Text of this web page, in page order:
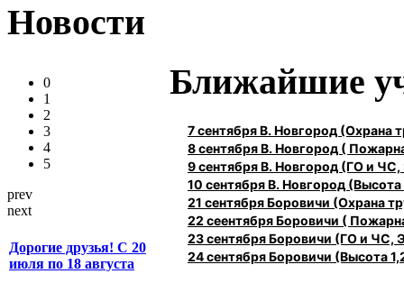
Новости
0
1
2
3
4
5
prev
next
Дорогие друзья! С 20
июля по 18 августа
Ближайшие
7 сентября В. Новгород
8 сентября В. Новгород (
9 сентября В. Новгород (ГО и ЧС,
10 сентября В. Новгород (Высота
21 сентября Боровичи (Охрана
22 сеентября Боровичи (
23 сентября Боровичи (ГО и ЧС,
24 сентября Боровичи (Высота